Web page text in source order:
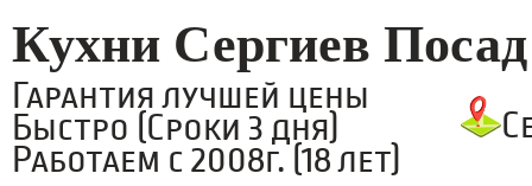
Кухни Сергиев Посад
Гарантия лучшей цены
Быстро (Сроки 3 дня)
Работаем с 2008г. (18 лет)